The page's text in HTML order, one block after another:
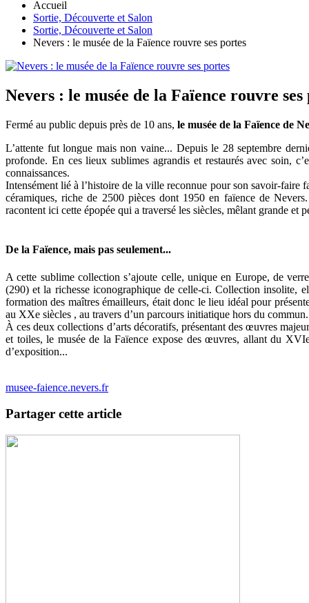
Accueil
Sortie, Découverte et Salon
Sortie, Découverte et Salon
Nevers : le musée de la Faïence rouvre ses portes
Nevers : le musée de la Faïence rouvre ses
Fermé au public depuis près de 10 ans, le musée de la Faïence de
L’attente fut longue mais non vaine... Depuis le 28 septembre
profonde. En ces lieux sublimes agrandis et restaurés avec soin,
connaissances.
Intensément lié à l’histoire de la ville reconnue pour son savoir-faire
céramiques, riche de 2500 pièces dont 1950 en faïence de
racontent ici cette épopée qui a traversé les siècles, mêlant grande et
De la Faïence, mais pas seulement...
A cette sublime collection s’ajoute celle, unique en Europe, de
(290) et la richesse iconographique de celle-ci. Collection insolite,
formation des maîtres émailleurs, était donc le lieu idéal pour
au XXe siècles , au travers d’un parcours initiatique hors du commun.
À ces deux collections d’arts décoratifs, présentant des œuvres
et toiles, le musée de la Faïence expose des œuvres, allant du
d’exposition...
musee-faience.nevers.fr
Partager cette article